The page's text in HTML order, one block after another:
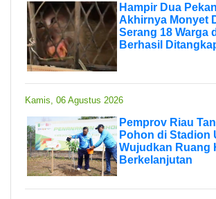
Hampir Dua
Akhirnya Monyet
Serang 18 Warga
Berhasil
Kamis, 06 Agustus 2026
Pemprov Riau
Pohon di Stadion
Wujudkan Ruang
Berkelanjutan